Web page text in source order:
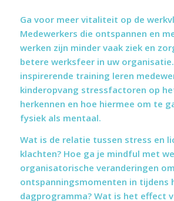
Ga voor meer vitaliteit op de
Medewerkers die ontspannen en
werken zijn minder vaak ziek en
betere werksfeer in uw
inspirerende training leren
kinderopvang stressfactoren op
herkennen en hoe hiermee om te
fysiek als mentaal.
Wat is de relatie tussen stress en
klachten? Hoe ga je mindful met
organisatorische veranderingen
ontspanningsmomenten in tijdens
dagprogramma? Wat is het effect